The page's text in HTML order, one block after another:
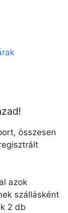
összesen
azok
szállásként
2 db